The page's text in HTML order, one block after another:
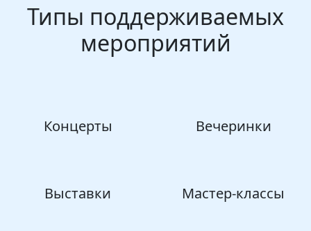
Типы поддерживаемых
мероприятий
Концерты Вечеринки
Выставки Мастер-классы